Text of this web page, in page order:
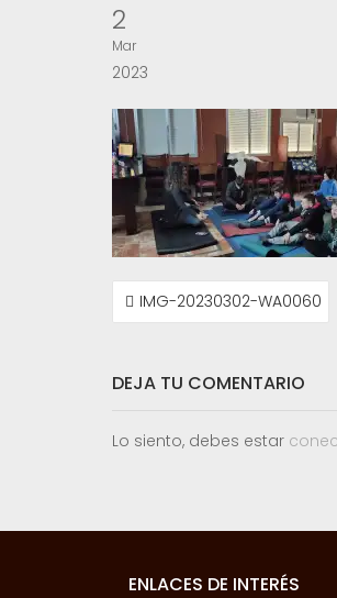
2
Mar
2023
NAVEGACIÓN
DEIMG-20230302-WA0060
DEJA TU COMENTARIO
Lo siento, debes estar
ENLACES DE INTERÉS